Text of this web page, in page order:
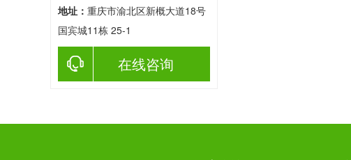
地址： 重庆市渝北区新概大道18号
国宾城11栋 25-1
在线咨询